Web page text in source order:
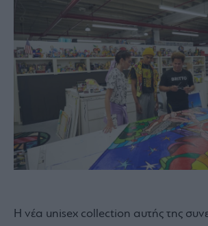
Η νέα unisex collection αυτής της